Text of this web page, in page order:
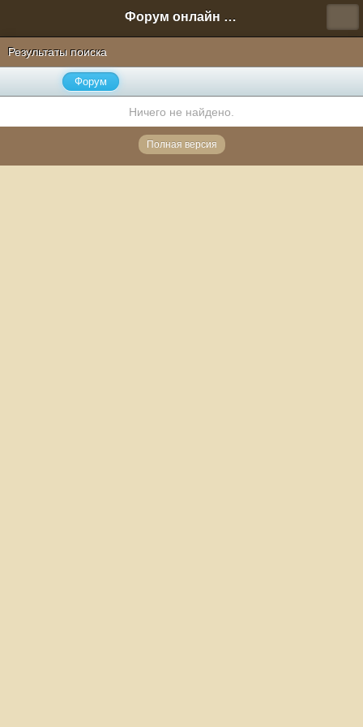
Форум онлайн игры "Новая Эра" (Нюра Биз)
Результаты поиска
Форум
Ничего не найдено.
Полная версия